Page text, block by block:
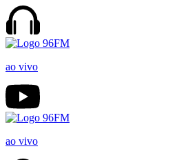
ao vivo
ao vivo